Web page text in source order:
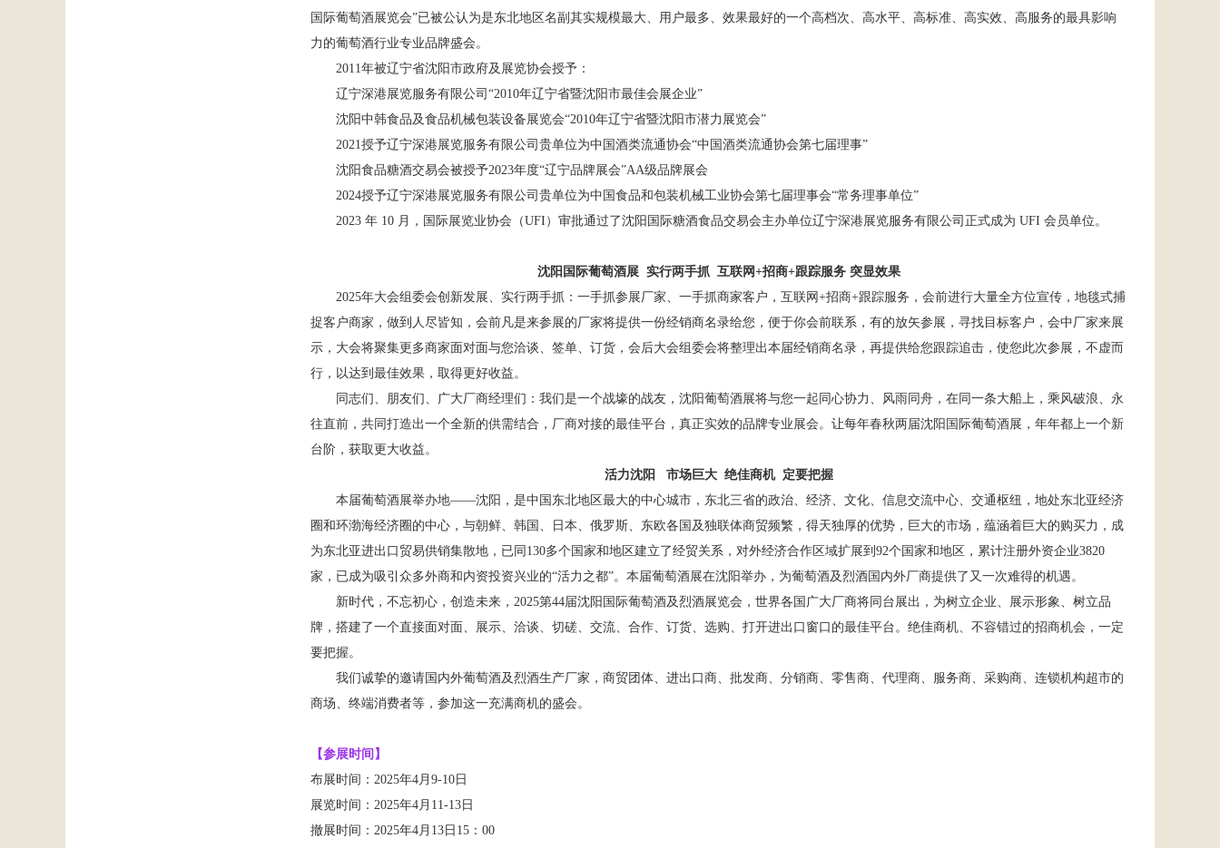
国际葡萄酒展览会”已被公认为是东北地区名副其实规模最大、用户最多、效果最好的一个高档次、高水平、高标准、高实效、高服务的最具影响
力的葡萄酒行业专业品牌盛会。
2011年被辽宁省沈阳市政府及展览协会授予：
辽宁深港展览服务有限公司 “2010年辽宁省暨沈阳市最佳会展企业”
沈阳中韩食品及食品机械包装设备展览会“2010年辽宁省暨沈阳市潜力展览会”
2021授予辽宁深港展览服务有限公司贵单位为中国酒类流通协会“中国酒类流通协会第七届理事”
沈阳食品糖酒交易会被授予2023年度“辽宁品牌展会”AA级品牌展会
2024授予辽宁深港展览服务有限公司贵单位为中国食品和包装机械工业协会第七届理事会“常务理事单位”
2023 年 10 月，国际展览业协会（UFI ）审批通过了沈阳国际糖酒食品交易会主办单位辽宁深港展览服务有限公司正式成为 UFI 会员单位。
沈阳国际葡萄酒展 实行两手抓 互联网+招商+跟踪服务 突显效果
2025年大会组委会创新发展、实行两手抓：一手抓参展厂家、一手抓商家客户，互联网 +招商+跟踪服务，会前进行大量全方位宣传，地毯式捕
捉客户商家，做到人尽皆知，会前凡是来参展的厂家将提供一份经销商名录给您，便于你会前联系，有的放矢参展，寻找目标客户，会中厂家来展
示，大会将聚集更多商家面对面与您洽谈、签单、订货，会后大会组委会将整理出本届经销商名录，再提供给您跟踪追击，使您此次参展，不虚而
行，以达到最佳效果，取得更好收益。
同志们、朋友们、广大厂商经理们：我们是一个战壕的战友，沈阳葡萄酒展将与您一起同心协力、风雨同舟，在同一条大船上，乘风破浪、永
往直前，共同打造出一个全新的供需结合，厂商对接的最佳平台，真正实效的品牌专业展会。让每年春秋两届沈阳国际葡萄酒展 ，年年都上一个新
台阶，获取更大收益。
活力沈阳
市场巨大 绝佳商机 定要把握
本届葡萄酒展举办地——沈阳，是中国东北地区最大的中心城市，东北三省的政治、经济、文化、信息交流中心、交通枢纽，地处东北亚经济
圈和环渤海经济圈的中心，与朝鲜、韩国、日本、俄罗斯、东欧各国及独联体商贸频繁，得天独厚的优势，巨大的市场，蕴涵着巨大的购买力，成
为东北亚进出口贸易供销集散地，已同 130多个国家和地区建立了经贸关系，对外经济合作区域扩展到 92个国家和地区，累计注册外资企业3820
家，已成为吸引众多外商和内资投资兴业的“活力之都”。本届葡萄酒展在沈阳举办，为葡萄酒及烈酒国内外厂商提供了又一次难得的机遇。
新时代，不忘初心，创造未来， 2025第44届沈阳国际葡萄酒及烈酒展览会，世界各国广大厂商将同台展出，为树立企业、展示形象、树立品
牌，搭建了一个直接面对面、展示、洽谈、切磋、交流、合作、订货、选购、打开进出口窗口的最佳平台。绝佳商机、不容错过的招商机会，一定
要把握。
我们诚挚的邀请国内外葡萄酒及烈酒生产厂家，商贸团体、进出口商、批发商、分销商、零售商、代理商、服务商、采购商、连锁机构超市的
商场、终端消费者等，参加这一充满商机的盛会。
【参展时间】
布展时间： 2025年4月 9-10 日
展览时间： 2025年4月 11-13 日
撤展时间： 2025年4月 13 日 15 ： 00